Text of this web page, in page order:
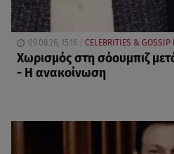
09.08.26, 15:16 CELEBRITIES &
Χωρισμός στη σόουμπιζ
- Η ανακοίνωση